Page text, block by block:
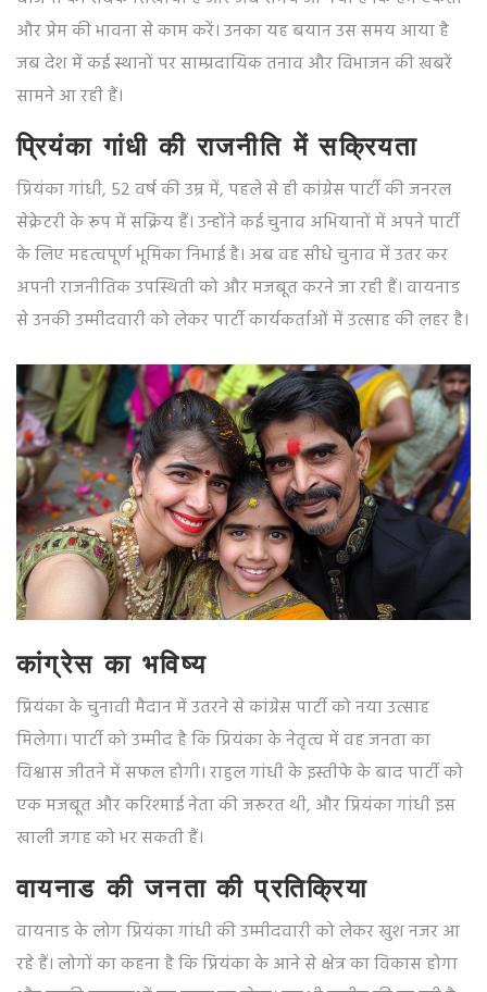
और प्रेम की भावना से काम करें। उनका यह बयान उस समय आया है
जब देश में कई स्थानों पर साम्प्रदायिक तनाव और विभाजन की खबरें
सामने आ रही हैं।
प्रियंका गांधी की राजनीति में सक्रियता
प्रियंका गांधी, 52 वर्ष की उम्र में, पहले से ही कांग्रेस पार्टी की जनरल
सेक्रेटरी के रूप में सक्रिय हैं। उन्होंने कई चुनाव अभियानों में अपने पार्टी
के लिए महत्वपूर्ण भूमिका निभाई है। अब वह सीधे चुनाव में उतर कर
अपनी राजनीतिक उपस्थिती को और मजबूत करने जा रही हैं। वायनाड
से उनकी उम्मीदवारी को लेकर पार्टी कार्यकर्ताओं में उत्साह की लहर है।
कांग्रेस का भविष्य
प्रियंका के चुनावी मैदान में उतरने से कांग्रेस पार्टी को नया उत्साह
मिलेगा। पार्टी को उम्मीद है कि प्रियंका के नेतृत्व में वह जनता का
विश्वास जीतने में सफल होगी। राहुल गांधी के इस्तीफे के बाद पार्टी को
एक मजबूत और करिश्माई नेता की जरूरत थी, और प्रियंका गांधी इस
खाली जगह को भर सकती हैं।
वायनाड की जनता की प्रतिक्रिया
वायनाड के लोग प्रियंका गांधी की उम्मीदवारी को लेकर खुश नजर आ
रहे हैं। लोगों का कहना है कि प्रियंका के आने से क्षेत्र का विकास होगा